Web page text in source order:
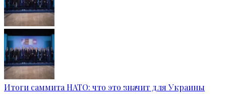
Итоги саммита НАТО: что это значит для Украины